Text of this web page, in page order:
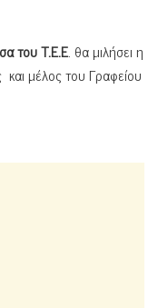
του Τ.Ε.Ε. θα μιλήσει η
μέλος του Γραφείου